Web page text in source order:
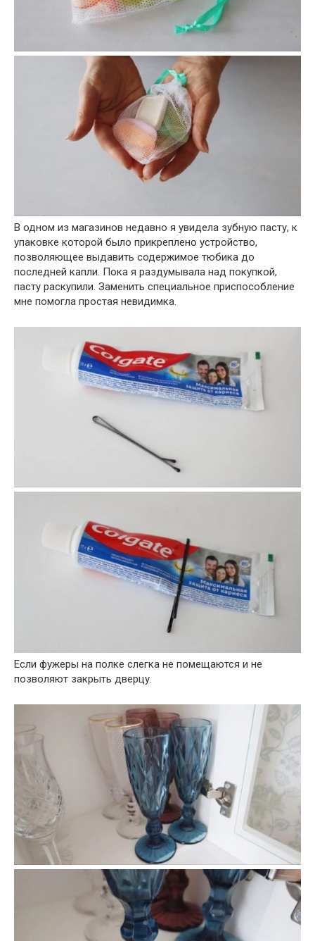
В одном из магазинов недавно я увидела зубную пасту, к
упаковке которой было прикреплено устройство,
позволяющее выдавить содержимое тюбика до
последней капли. Пока я раздумывала над покупкой,
пасту раскупили. Заменить специальное приспособление
мне помогла простая невидимка.
Если фужеры на полке слегка не помещаются и не
позволяют закрыть дверцу.